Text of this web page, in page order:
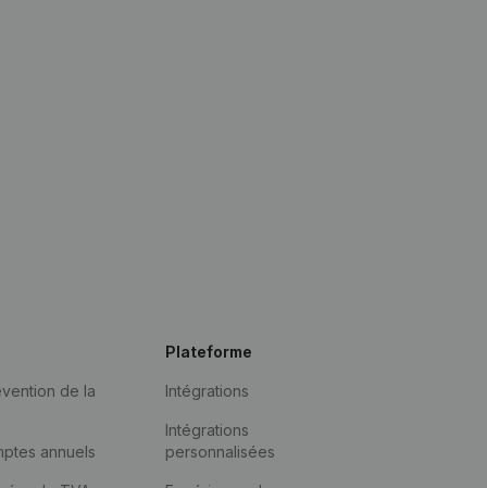
de la
annuels
Plateforme
Intégrations
Intégrations
personnalisées